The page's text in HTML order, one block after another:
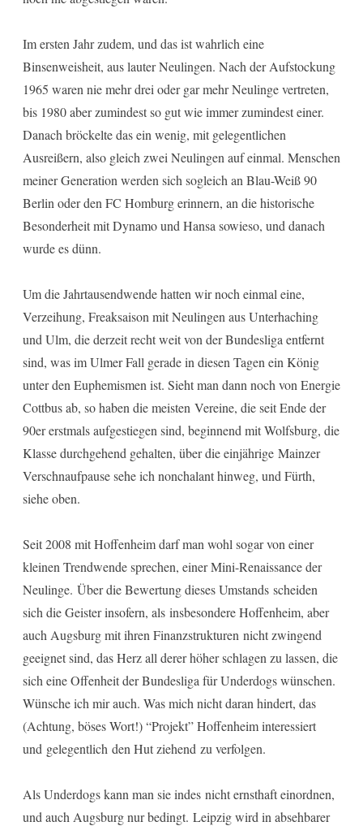
Im ersten Jahr zudem, und das ist wahrlich eine
Binsenweisheit, aus lauter Neulingen. Nach der Aufstockung
1965 waren nie mehr drei oder gar mehr Neulinge vertreten,
bis 1980 aber zumindest so gut wie immer zumindest einer.
Danach bröckelte das ein wenig, mit gelegentlichen
Ausreißern, also gleich zwei Neulingen auf einmal. Menschen
meiner Generation werden sich sogleich an Blau-Weiß 90
Berlin oder den FC Homburg erinnern, an die historische
Besonderheit mit Dynamo und Hansa sowieso, und danach
wurde es dünn.
Um die Jahrtausendwende hatten wir noch einmal eine,
Verzeihung, Freaksaison mit Neulingen aus Unterhaching
und Ulm, die derzeit recht weit von der Bundesliga entfernt
sind, was im Ulmer Fall gerade in diesen Tagen ein König
unter den Euphemismen ist. Sieht man dann noch von Energie
Cottbus ab, so haben die meisten Vereine, die seit Ende der
90er erstmals aufgestiegen sind, beginnend mit Wolfsburg, die
Klasse durchgehend gehalten, über die einjährige Mainzer
Verschnaufpause sehe ich nonchalant hinweg, und Fürth,
siehe oben.
Seit 2008 mit Hoffenheim darf man wohl sogar von einer
kleinen Trendwende sprechen, einer Mini-Renaissance der
Neulinge. Über die Bewertung dieses Umstands scheiden
sich die Geister insofern, als insbesondere Hoffenheim, aber
auch Augsburg mit ihren Finanzstrukturen nicht zwingend
geeignet sind, das Herz all derer höher schlagen zu lassen, die
sich eine Offenheit der Bundesliga für Underdogs wünschen.
Wünsche ich mir auch. Was mich nicht daran hindert, das
(Achtung, böses Wort!) “Projekt” Hoffenheim interessiert
und gelegentlich den Hut ziehend zu verfolgen.
Als Underdogs kann man sie indes nicht ernsthaft einordnen,
und auch Augsburg nur bedingt. Leipzig wird in absehbarer